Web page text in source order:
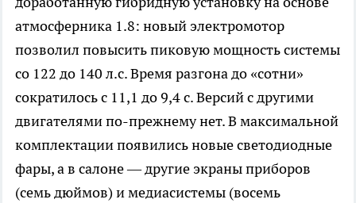
атмосферника 1.8: новый электромотор
позволил повысить пиковую мощность системы
со 122 до 140 л.с. Время разгона до «сотни»
сократилось с 11,1 до 9,4 с. Версий с другими
двигателями по-прежнему нет. В максимальной
комплектации появились новые светодиодные
фары, а в салоне — другие экраны приборов
(семь дюймов) и медиасистемы (восемь